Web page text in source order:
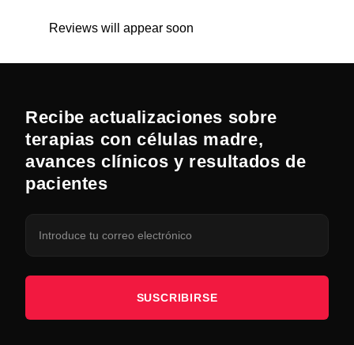
Reviews will appear soon
Recibe actualizaciones sobre
terapias con células madre,
avances clínicos y resultados de
pacientes
SUSCRIBIRSE